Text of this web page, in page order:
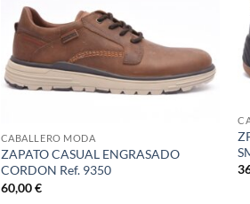
CABALLERO MODA
ZAPATO CASUAL ENGRASADO
CORDON Ref. 9350
60,00€